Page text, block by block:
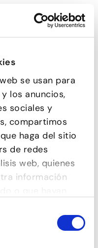
se usan para
los anuncios,
sociales y
compartimos
haga del sitio
de redes
web, quienes
información
›
8
12 9 13
14
19 10 20
21
26 27
3 4